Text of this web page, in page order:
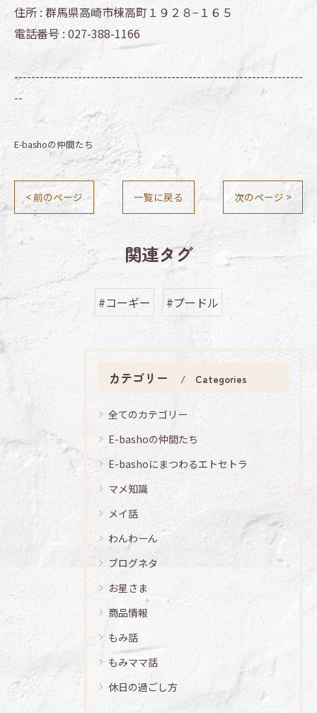
住所 :群馬県高崎市棟高町１９２８−１６５
電話番号 : 027-388-1166
--------------------------------------------------------------------
--
E-bashoの仲間たち
< 前のページ 一覧に戻る 次のページ >
関連タグ
#コーギー #プードル
カテゴリー Categories
全てのカテゴリー
E-bashoの仲間たち
E-bashoにまつわるエトセトラ
マメ知識
メイ話
わんわーん
ブログネタ
お星さま
商品情報
もみ話
もみママ話
休日の過ごし方